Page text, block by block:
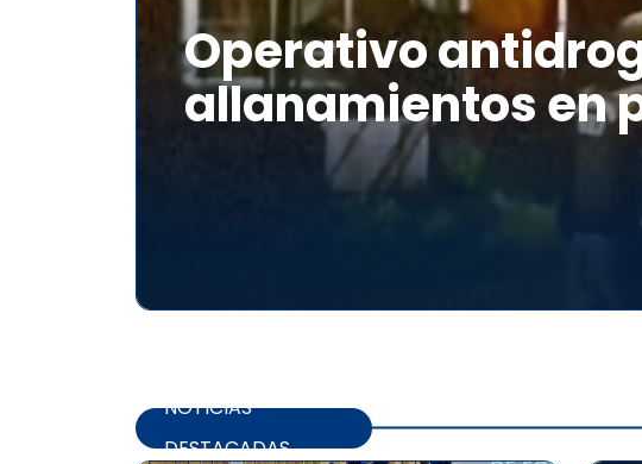
Operativo
allanamientos en
NOTICIAS
DESTACADAS